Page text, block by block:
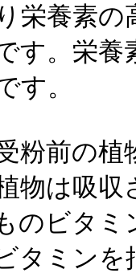
栄養素
す。栄養
す。
粉前の
物は吸
のビタ
タミンを